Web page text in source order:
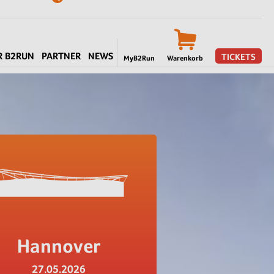
MyB2Run Warenkorb TICKETS
B2RUN PARTNER NEWS
Hannover
27.05.2026